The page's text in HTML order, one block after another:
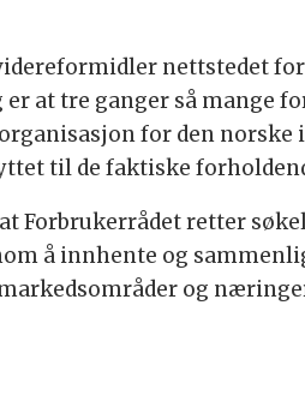
nettstedet
at tre ganger så mange
for den
til de faktiske
Forbrukerrådet retter
å innhente og
og